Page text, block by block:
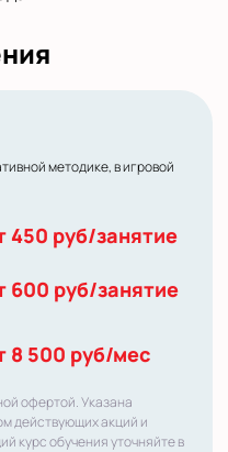
методике, в игровой
450 руб/занятие
600 руб/занятие
8 500 руб/мес
офертой. Указана
действующих акций и
курс обучения уточняйте в